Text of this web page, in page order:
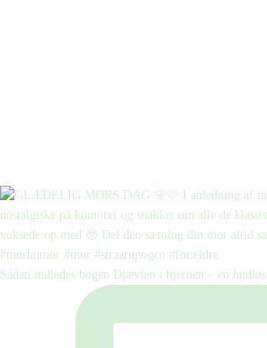
Sådan indledes bogen Djævlen i hjernen – en hudløs